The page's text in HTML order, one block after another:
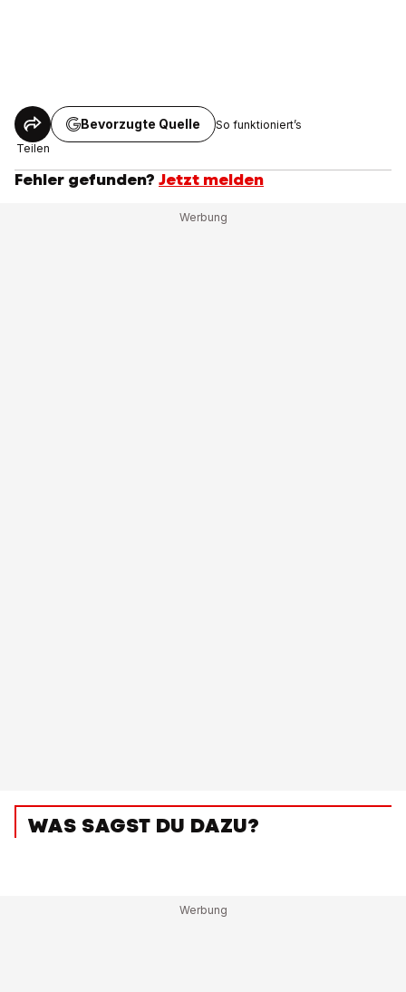
Teilen
Bevorzugte Quelle So funktioniert’s
Fehler gefunden? Jetzt melden
WAS SAGST DU DAZU?